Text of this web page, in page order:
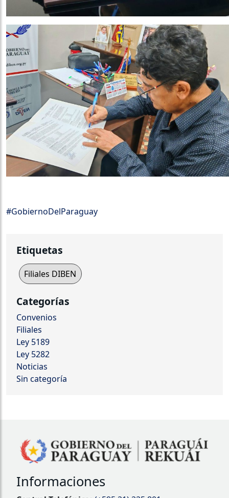
#GobiernoDelParaguay
Etiquetas
Filiales DIBEN
Categorías
Convenios
Filiales
Ley 5189
Ley 5282
Noticias
Sin categoría
Informaciones